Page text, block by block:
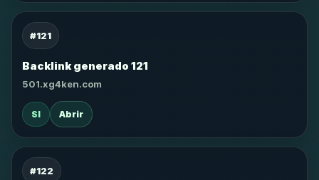
#121
Backlink generado 121
501.xg4ken.com
SI Abrir
#122